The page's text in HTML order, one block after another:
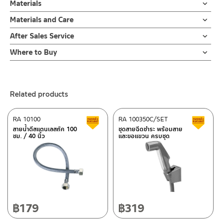
ผลิตจากวัสดุสแตนเลส
สีโครเมียมเงา
เฉพาะท่อตรงสแตนเลส ยาว 55ซม. โครเมียม / 21.6 นิ้ว
Materials
ผลิตจากวัสดุสแตนเลส
Materials and Care
คำแนะนำในการดูแลรักษาผลิตภัณฑ์
1. ไม่ทำสินค้าให้เกิดความเสียหายอื่น ๆ นอกจากการใช้งานปกติ เช่นไม่
ทำตก ไม่งัดหรือโยกสินค้าแรงๆ
2. ทำความสะอาดสินค้าโดยการใช้ผ้านุ่มๆชุบน้ำหมาดๆแล้วเช็ดให้แห้ง
4. ห้ามใช้แปรง วัสดุแข็ง หยาบ ห้ามใช้ฝอยขัดทำความสะอาด ขัดหรือถู
After Sales Service
Online Platform
– Email: contact@charnpaiboon.com
After Sales Service Center – Bangkok
662/61-62 Rama 3 Road, Bangpongpang, Yannawa,
Tel: 02-358-0080 / 080-075-8668 / 091-545-0556
Where to Buy
– Shopee
–Lazada
–ซื้อสินค้าชิ้นนี้บน Shopee>> Click Here<<
–ซื้อสินค้าชิ้นนี้บน Lazada Click Here<<
ติดต่อพนักงานขาย / Contact Sales Staff
Tel: 02-285-5795
@charnpaiboon.sales
Related products
สายน้ำดีสแตนเลสถัก 100
ซม. / 40 นิ้ว
RA 10100 Clearance sale
฿179
ชุดสายฉีดชำระ พร้อมสาย
และขอแขวน ครบชุด
RA 100350C/SET
฿319